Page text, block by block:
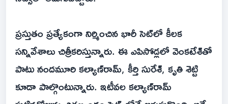
ప్రస్తుతం ప్రత్యేకంగా నిర్మించిన భారీ సెట్‌లో కీలక
సన్నివేశాలు చిత్రీకరిస్తున్నారు. ఈ ఎపిసోడ్లలో వెంకటేశ్‌తో
పాటు నందమూరి కల్యాణ్‌రామ్‌, కీర్తి సురేశ్‌, కృతి శెట్టి
కూడా పాల్గొంటున్నారు. ఇటీవల కల్యాణ్‌రామ్‌